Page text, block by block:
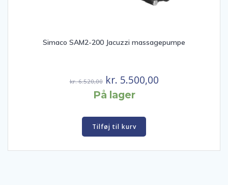
Simaco SAM2-200 Jacuzzi massagepumpe
kr.6.520,00 Den
oprindelige
var:
kr. 6.520,00.
kr. 5.500,00Den
På lager
Tilføj til kurv